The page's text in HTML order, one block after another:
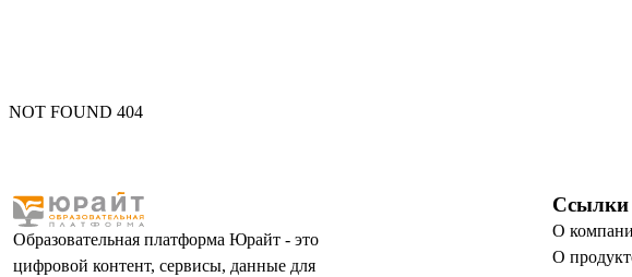
NOT FOUND 404
Образовательная платформа Юрайт - это
цифровой контент, сервисы, данные для
Ссылки
О
О